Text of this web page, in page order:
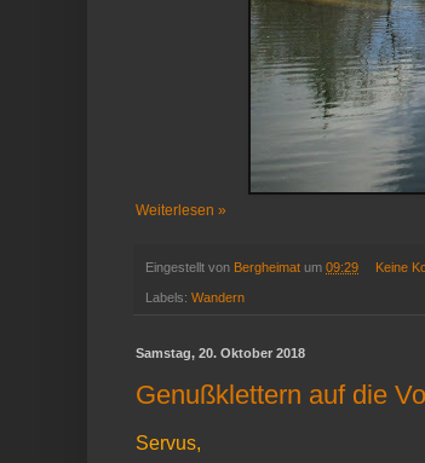
Weiterlesen »
Eingestellt von Bergheimat um 09:29 Keine
Labels: Wandern
Samstag, 20. Oktober 2018
Genußklettern auf die
Servus,